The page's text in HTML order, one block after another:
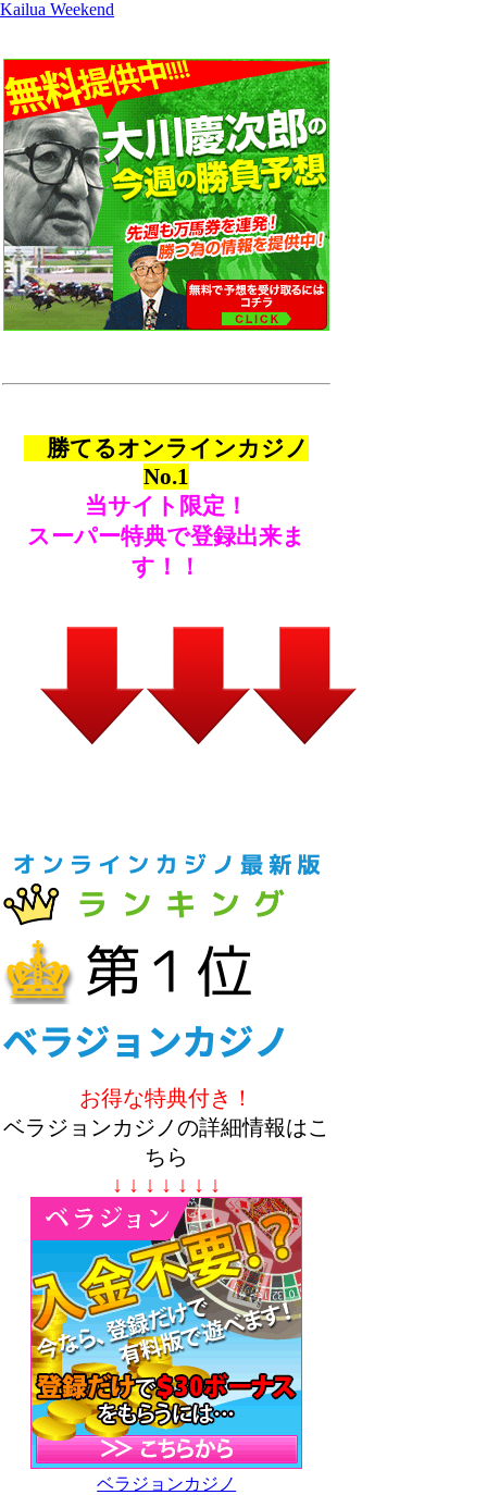
Kailua Weekend
勝てるオンラインカジノ
No.1
当サイト限定！
スーパー特典で登録出来ま
す！！
お得な特典付き！
ベラジョンカジノの詳細情報はこ
ちら
↓ ↓ ↓ ↓ ↓ ↓ ↓
ベラジョンカジノ